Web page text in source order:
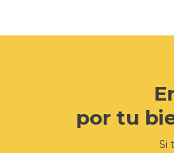
por tu
Si